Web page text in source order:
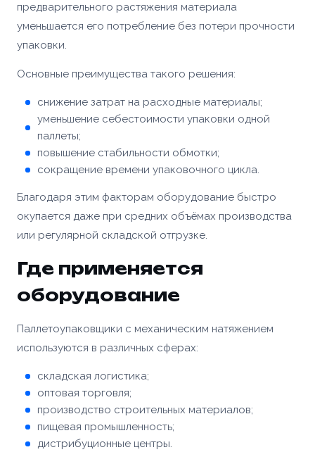
предварительного растяжения материала
уменьшается его потребление без потери прочности
упаковки.
Основные преимущества такого решения:
снижение затрат на расходные материалы;
уменьшение себестоимости упаковки одной
паллеты;
повышение стабильности обмотки;
сокращение времени упаковочного цикла.
Благодаря этим факторам оборудование быстро
окупается даже при средних объёмах производства
или регулярной складской отгрузке.
Где применяется
оборудование
Паллетоупаковщики с механическим натяжением
используются в различных сферах:
складская логистика;
оптовая торговля;
производство строительных материалов;
пищевая промышленность;
дистрибуционные центры.